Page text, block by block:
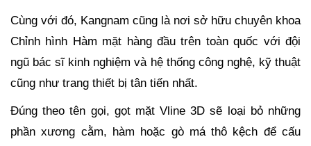
Cùng với đó, Kangnam cũng là nơi sở hữu chuyên khoa
Chỉnh hình Hàm mặt hàng đầu trên toàn quốc với đội
ngũ bác sĩ kinh nghiệm và hệ thống công nghệ, kỹ thuật
cũng như trang thiết bị tân tiến nhất.
Đúng theo tên gọi, gọt mặt Vline 3D sẽ loại bỏ những
phần xương cằm, hàm hoặc gò má thô kệch để cấu